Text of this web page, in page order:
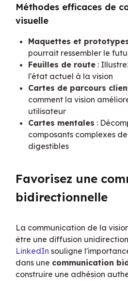
Méthodes efficaces de
visuelle
Maquettes et
pourrait ressembler le
Feuilles de route :
l'état actuel à la vision
Cartes de parcours
comment la vision
utilisateur
Cartes mentales :
composants complexes
digestibles
Favorisez une
bidirectionnelle
La communication de la
être une diffusion
LinkedIn souligne
dans une communication
construire une adhésion